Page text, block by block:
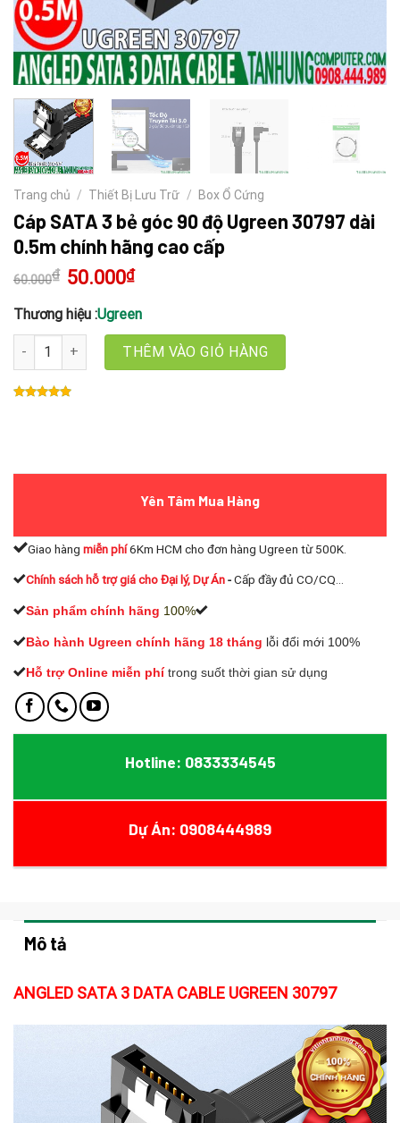
Trang chủ / Thiết Bị Lưu Trữ / Box Ổ Cứng
Cáp SATA 3 bẻ góc 90 độ Ugreen 30797 dài
0.5m chính hãng cao cấp
60.000₫ Giá
gốc
60.000₫.
50.000₫Giá
hiện
là:
50.000₫.
Thương hiệu :Ugreen
Cáp SATA 3 bẻ góc 90 độ Ugreen 30797 dài 0.5m chính hãng cao
THÊM VÀO GIỎ HÀNG
Yên Tâm Mua Hàng
Giao hàng miễn phí6Km HCM cho đơn hàng Ugreen từ 500K.
Chính sách hỗ trợ giá cho Đại lý, Dự Án-Cấp đầy đủ CO/CQ...
Sản phẩm chính hãng 100%
Bào hành Ugreen chính hãng 18 tháng lỗi đổi mới 100%
Hỗ trợ Online miễn phí trong suốt thời gian sử dụng
Hotline: 0833334545
Dự Án: 0908444989
Mô tả
ANGLED SATA 3 DATA CABLE UGREEN 30797